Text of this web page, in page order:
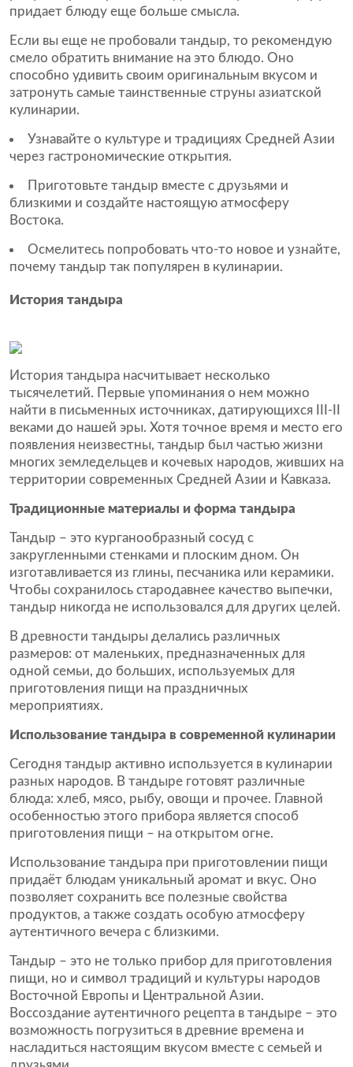
придает блюду еще больше смысла.
Если вы еще не пробовали тандыр, то рекомендую
смело обратить внимание на это блюдо. Оно
способно удивить своим оригинальным вкусом и
затронуть самые таинственные струны азиатской
кулинарии.
Узнавайте о культуре и традициях Средней Азии
через гастрономические открытия.
Приготовьте тандыр вместе с друзьями и
близкими и создайте настоящую атмосферу
Востока.
Осмелитесь попробовать что-то новое и узнайте,
почему тандыр так популярен в кулинарии.
История тандыра
История тандыра насчитывает несколько
тысячелетий. Первые упоминания о нем можно
найти в письменных источниках, датирующихся III-II
веками до нашей эры. Хотя точное время и место его
появления неизвестны, тандыр был частью жизни
многих земледельцев и кочевых народов, живших на
территории современных Средней Азии и Кавказа.
Традиционные материалы и форма тандыра
Тандыр – это курганообразный сосуд с
закругленными стенками и плоским дном. Он
изготавливается из глины, песчаника или керамики.
Чтобы сохранилось стародавнее качество выпечки,
тандыр никогда не использовался для других целей.
В древности тандыры делались различных
размеров: от маленьких, предназначенных для
одной семьи, до больших, используемых для
приготовления пищи на праздничных
мероприятиях.
Использование тандыра в современной кулинарии
Сегодня тандыр активно используется в кулинарии
разных народов. В тандыре готовят различные
блюда: хлеб, мясо, рыбу, овощи и прочее. Главной
особенностью этого прибора является способ
приготовления пищи – на открытом огне.
Использование тандыра при приготовлении пищи
придаёт блюдам уникальный аромат и вкус. Оно
позволяет сохранить все полезные свойства
продуктов, а также создать особую атмосферу
аутентичного вечера с близкими.
Тандыр – это не только прибор для приготовления
пищи, но и символ традиций и культуры народов
Восточной Европы и Центральной Азии.
Воссоздание аутентичного рецепта в тандыре – это
возможность погрузиться в древние времена и
насладиться настоящим вкусом вместе с семьей и